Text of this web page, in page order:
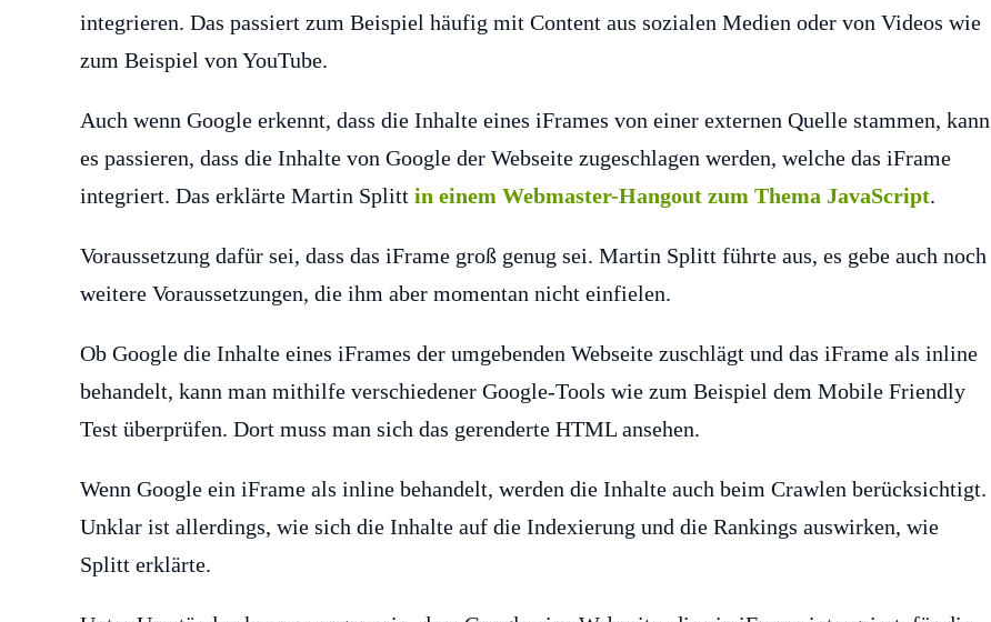
integrieren. Das passiert zum Beispiel häufig mit Content aus sozialen Medien oder von Videos wie
zum Beispiel von YouTube.
Auch wenn Google erkennt, dass die Inhalte eines iFrames von einer externen Quelle stammen, kann
es passieren, dass die Inhalte von Google der Webseite zugeschlagen werden, welche das iFrame
integriert. Das erklärte Martin Splitt in einem Webmaster-Hangout zum Thema JavaScript.
Voraussetzung dafür sei, dass das iFrame groß genug sei. Martin Splitt führte aus, es gebe auch noch
weitere Voraussetzungen, die ihm aber momentan nicht einfielen.
Ob Google die Inhalte eines iFrames der umgebenden Webseite zuschlägt und das iFrame als inline
behandelt, kann man mithilfe verschiedener Google-Tools wie zum Beispiel dem Mobile Friendly
Test überprüfen. Dort muss man sich das gerenderte HTML ansehen.
Wenn Google ein iFrame als inline behandelt, werden die Inhalte auch beim Crawlen berücksichtigt.
Unklar ist allerdings, wie sich die Inhalte auf die Indexierung und die Rankings auswirken, wie
Splitt erklärte.